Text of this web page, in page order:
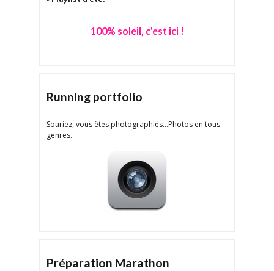
100% soleil, c'est ici !
Running portfolio
Souriez, vous êtes photographiés...Photos en tous
genres.
Préparation Marathon